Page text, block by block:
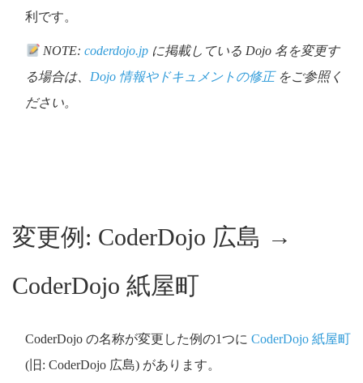
利です。
NOTE:coderdojo.jp に掲載している Dojo 名を変更す
る場合は、 Dojo 情報やドキュメントの修正をご参照く
ださい。
変更例: CoderDojo 広島 →
CoderDojo 紙屋町
CoderDojo の名称が変更した例の1つに CoderDojo 紙屋町
(旧: CoderDojo 広島) があります。